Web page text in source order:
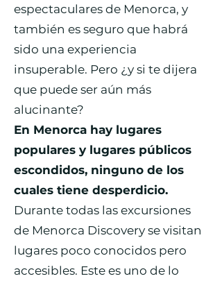
espectaculares de Menorca, y
también es seguro que habrá
sido una experiencia
insuperable. Pero ¿y si te dijera
que puede ser aún más
alucinante?
En Menorca hay lugares
populares y lugares públicos
escondidos, ninguno de los
cuales tiene desperdicio.
Durante todas las excursiones
de Menorca Discovery se visitan
lugares poco conocidos pero
accesibles. Este es uno de lo